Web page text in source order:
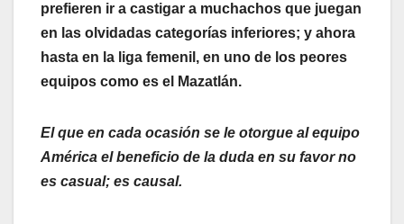
prefieren ir a castigar a muchachos que juegan
en las olvidadas categorías inferiores; y ahora
hasta en la liga femenil, en uno de los peores
equipos como es el Mazatlán.
El que en cada ocasión se le otorgue al equipo
América el beneficio de la duda en su favor no
es casual; es causal.